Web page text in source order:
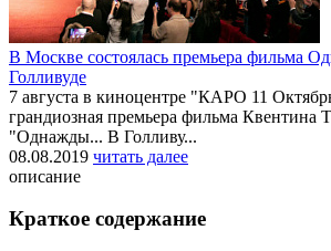
В Москве состоялась премьера фильма
Голливуде
7 августа в киноцентре "КАРО 11
грандиозная премьера фильма Квентина
"Однажды... В Голливу...
08.08.2019 читать далее
описание
Краткое содержание